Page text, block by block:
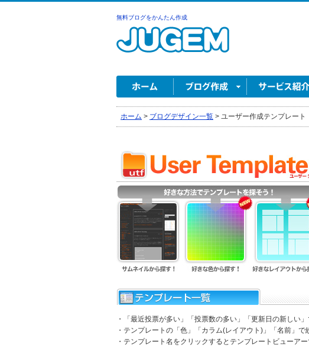
無料ブログをかんたん作成
ホーム > ブログデザイン一覧 > ユーザー作成テンプレート
・「最近投票が多い」「投票数の多い」「更新日の新しい」
・テンプレートの「色」「カラム(レイアウト)」「名前」で
・テンプレート名をクリックするとテンプレートビューアー